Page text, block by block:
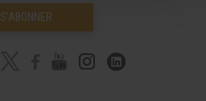
S’ABONNER